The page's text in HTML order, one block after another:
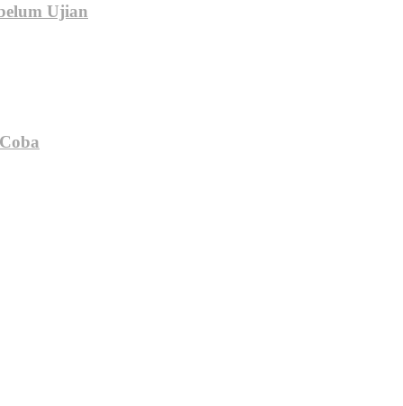
Ujian